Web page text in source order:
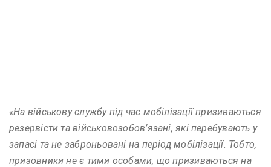
«На військову службу під час мобілізації призиваються
резервісти та військовозобов’язані, які перебувають у
запасі та не заброньовані на період мобілізації. Тобто,
призовники не є тими особами, що призиваються на